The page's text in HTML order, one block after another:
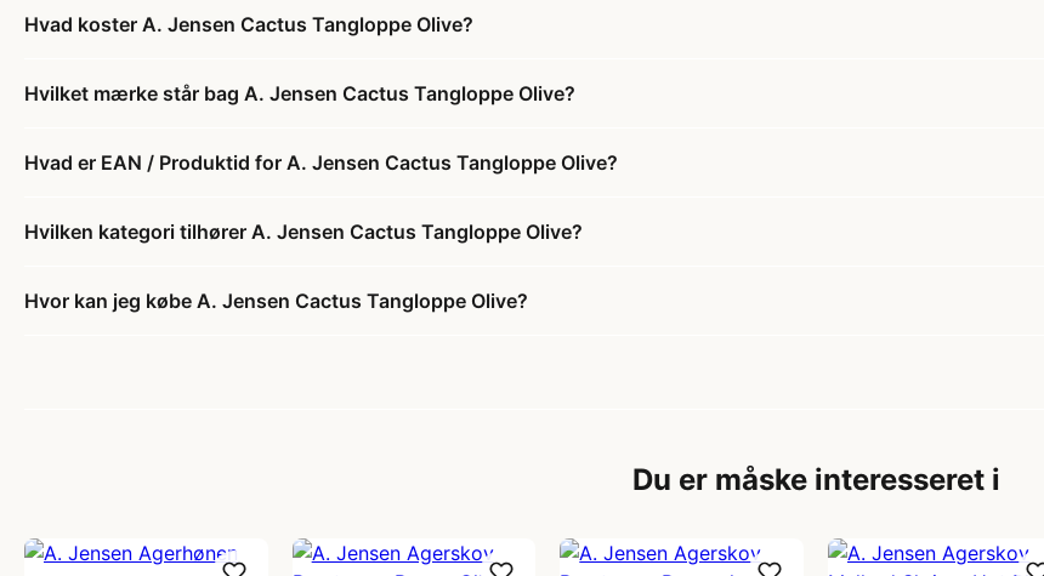
Hvad koster A. Jensen Cactus Tangloppe Olive?
Hvilket mærke står bag A. Jensen Cactus Tangloppe Olive?
Hvad er EAN / Produktid for A. Jensen Cactus Tangloppe Olive?
Hvilken kategori tilhører A. Jensen Cactus Tangloppe Olive?
Hvor kan jeg købe A. Jensen Cactus Tangloppe Olive?
Du er måske interesseret i